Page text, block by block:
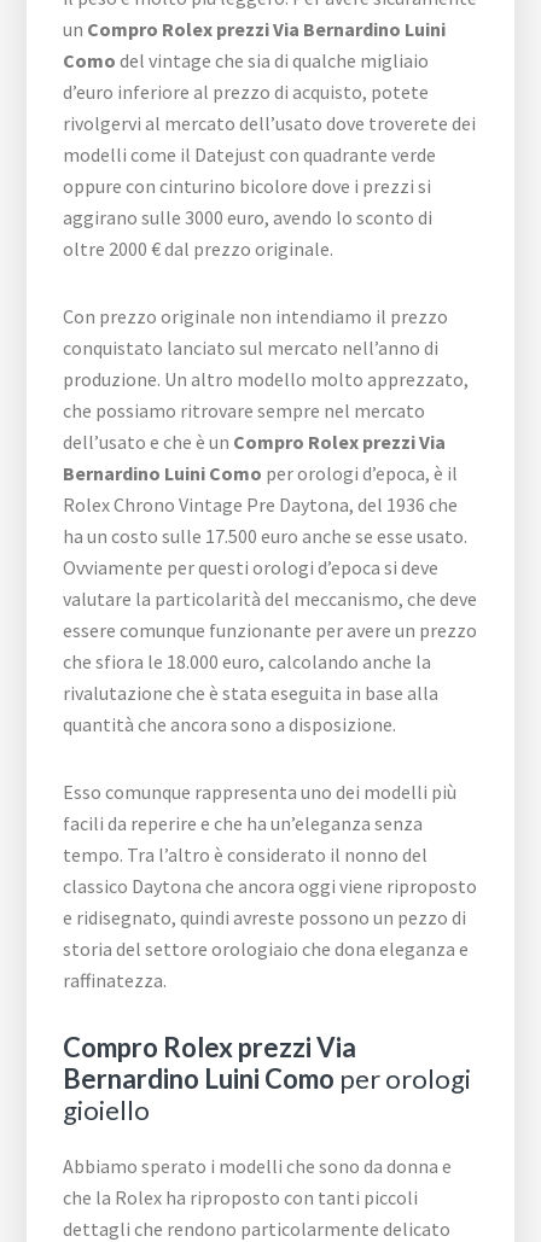
un Compro Rolex prezzi Via Bernardino Luini
Como del vintage che sia di qualche migliaio
d’euro inferiore al prezzo di acquisto, potete
rivolgervi al mercato dell’usato dove troverete dei
modelli come il Datejust con quadrante verde
oppure con cinturino bicolore dove i prezzi si
aggirano sulle 3000 euro, avendo lo sconto di
oltre 2000 € dal prezzo originale.
Con prezzo originale non intendiamo il prezzo
conquistato lanciato sul mercato nell’anno di
produzione. Un altro modello molto apprezzato,
che possiamo ritrovare sempre nel mercato
dell’usato e che è un Compro Rolex prezzi Via
Bernardino Luini Como per orologi d’epoca, è il
Rolex Chrono Vintage Pre Daytona, del 1936 che
ha un costo sulle 17.500 euro anche se esse usato.
Ovviamente per questi orologi d’epoca si deve
valutare la particolarità del meccanismo, che deve
essere comunque funzionante per avere un prezzo
che sfiora le 18.000 euro, calcolando anche la
rivalutazione che è stata eseguita in base alla
quantità che ancora sono a disposizione.
Esso comunque rappresenta uno dei modelli più
facili da reperire e che ha un’eleganza senza
tempo. Tra l’altro è considerato il nonno del
classico Daytona che ancora oggi viene riproposto
e ridisegnato, quindi avreste possono un pezzo di
storia del settore orologiaio che dona eleganza e
raffinatezza.
Compro Rolex prezzi Via
Bernardino Luini Como per orologi
gioiello
Abbiamo sperato i modelli che sono da donna e
che la Rolex ha riproposto con tanti piccoli
dettagli che rendono particolarmente delicato